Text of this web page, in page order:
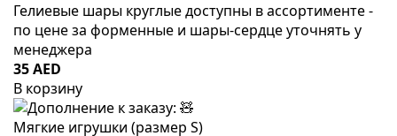
Гелиевые шары круглые доступны в ассортименте -
по цене за форменные и шары-сердце уточнять у
менеджера
35 AED
В корзину